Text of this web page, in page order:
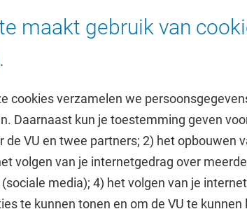
maakt gebruik van
cookies verzamelen we
Daarnaast kun je toestemming geven
de VU en twee partners; 2) het opbouwen
volgen van je internetgedrag over
media); 4) het volgen van je
te kunnen tonen en om de VU te
Studie